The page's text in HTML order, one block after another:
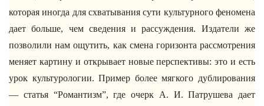
которая иногда для схватывания сути культурного феномена
дает больше, чем сведения и рассуждения. Издатели же
позволили нам ощутить, как смена горизонта рассмотрения
меняет картину и открывает новые перспективы: это и есть
урок культурологии. Пример более мягкого дублирования
— статья “Романтизм”, где очерк А. И. Патрушева дает